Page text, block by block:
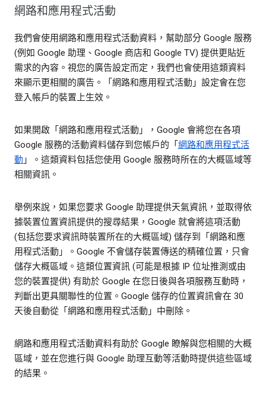
網路和應用程式活動
我們會使用網路和應用程式活動資料，幫助部分 Google 服務
(例如 Google 助理、Google 商店和 Google TV) 提供更貼近
需求的內容。視您的廣告設定而定，我們也會使用這類資料
來顯示更相關的廣告。「網路和應用程式活動」設定會在您
登入帳戶的裝置上生效。
如果開啟「網路和應用程式活動」，Google 會將您在各項
Google 服務的活動資料儲存到您帳戶的「 網路和應用程式活
動 」。這類資料包括您使用 Google 服務時所在的大概區域等
相關資訊。
舉例來說，如果您要求 Google 助理提供天氣資訊，並取得依
據裝置位置資訊提供的搜尋結果，Google 就會將這項活動
(包括您要求資訊時裝置所在的大概區域) 儲存到「網路和應
用程式活動」。Google 不會儲存裝置傳送的精確位置，只會
儲存大概區域。這類位置資訊 (可能是根據 IP 位址推測或由
您的裝置提供) 有助於 Google 在您日後與各項服務互動時，
判斷出更具關聯性的位置。Google 儲存的位置資訊會在 30
天後自動從「網路和應用程式活動」中刪除。
網路和應用程式活動資料有助於 Google 瞭解與您相關的大概
區域，並在您進行與 Google 助理互動等活動時提供這些區域
的結果。